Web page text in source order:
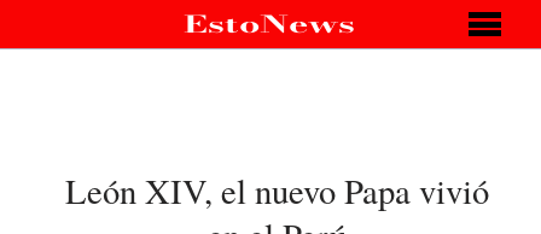
León XIV, el nuevo Papa vivió